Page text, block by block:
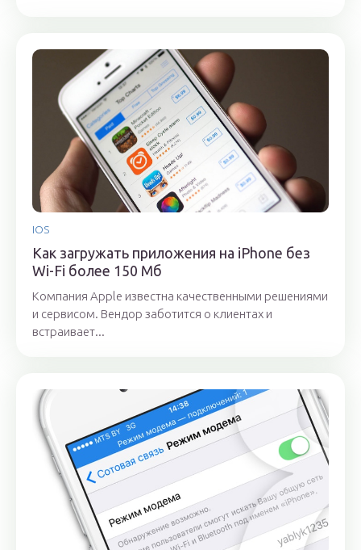
IOS
Как загружать приложения на iPhone без
Wi-Fi более 150 Мб
Компания Apple известна качественными решениями
и сервисом. Вендор заботится о клиентах и
встраивает...